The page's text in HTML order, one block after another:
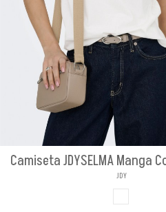
Camiseta JDYSELMA Manga
JDY